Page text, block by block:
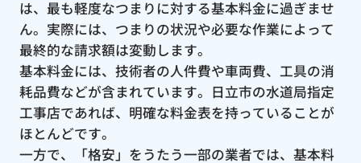
は、最も軽度なつまりに対する基本料金に過ぎませ
ん。実際には、つまりの状況や必要な作業によって
最終的な請求額は変動します。
基本料金には、技術者の人件費や車両費、工具の消
耗品費などが含まれています。日立市の水道局指定
工事店であれば、明確な料金表を持っていることが
ほとんどです。
一方で、「格安」をうたう一部の業者では、基本料